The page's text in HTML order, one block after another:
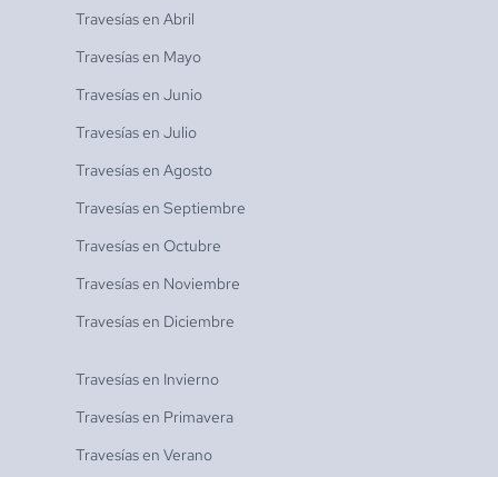
Travesías en Abril
Travesías en Mayo
Travesías en Junio
Travesías en Julio
Travesías en Agosto
Travesías en Septiembre
Travesías en Octubre
Travesías en Noviembre
Travesías en Diciembre
Travesías en Invierno
Travesías en Primavera
Travesías en Verano